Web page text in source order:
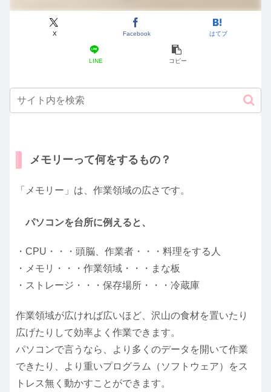
X Facebook はてブ
LINE コピー
メモリーって何をするもの？
「メモリー」は、作業領域の広さです。
パソコンを台所に例えると、
・CPU・・・頭脳、作業者・・・料理をする人
・メモリ・・・作業領域・・・まな板
・ストレージ・・・保存場所・・・冷蔵庫
作業領域が広ければ広いほど、沢山の食材を置いたり
広げたりして効率よく作業できます。
パソコンで言うなら、より多くのデータを開いて作業
できたり、より重いプログラム（ソフトウェア）をス
トレス無く動かすことができます。